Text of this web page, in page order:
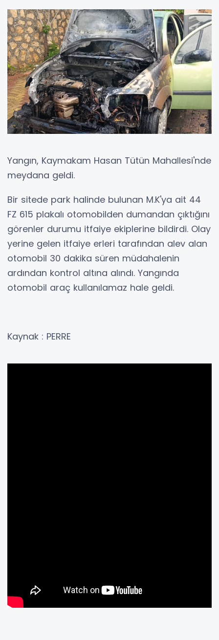
Yangın, Kaymakam Hasan Tütün Mahallesi'nde
meydana geldi.
Bir sitede park halinde bulunan M.K'ya ait 44
FZ 615 plakalı otomobilden dumandan çıktığını
görenler durumu itfaiye ekiplerine bildirdi. Olay
yerine gelen itfaiye erleri tarafından alev alan
otomobil 30 dakika süren müdahalenin
ardından kontrol altına alındı. Yangında
otomobil araç kullanılamaz hale geldi.
Kaynak : PERRE